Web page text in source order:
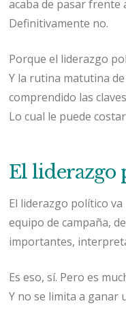
acaba de pasar frente
Definitivamente no.
Porque el liderazgo
Y la rutina matutina
comprendido las
Lo cual le puede
El liderazgo
El liderazgo político
equipo de campaña,
importantes,
Es eso, sí. Pero es
Y no se limita a ganar